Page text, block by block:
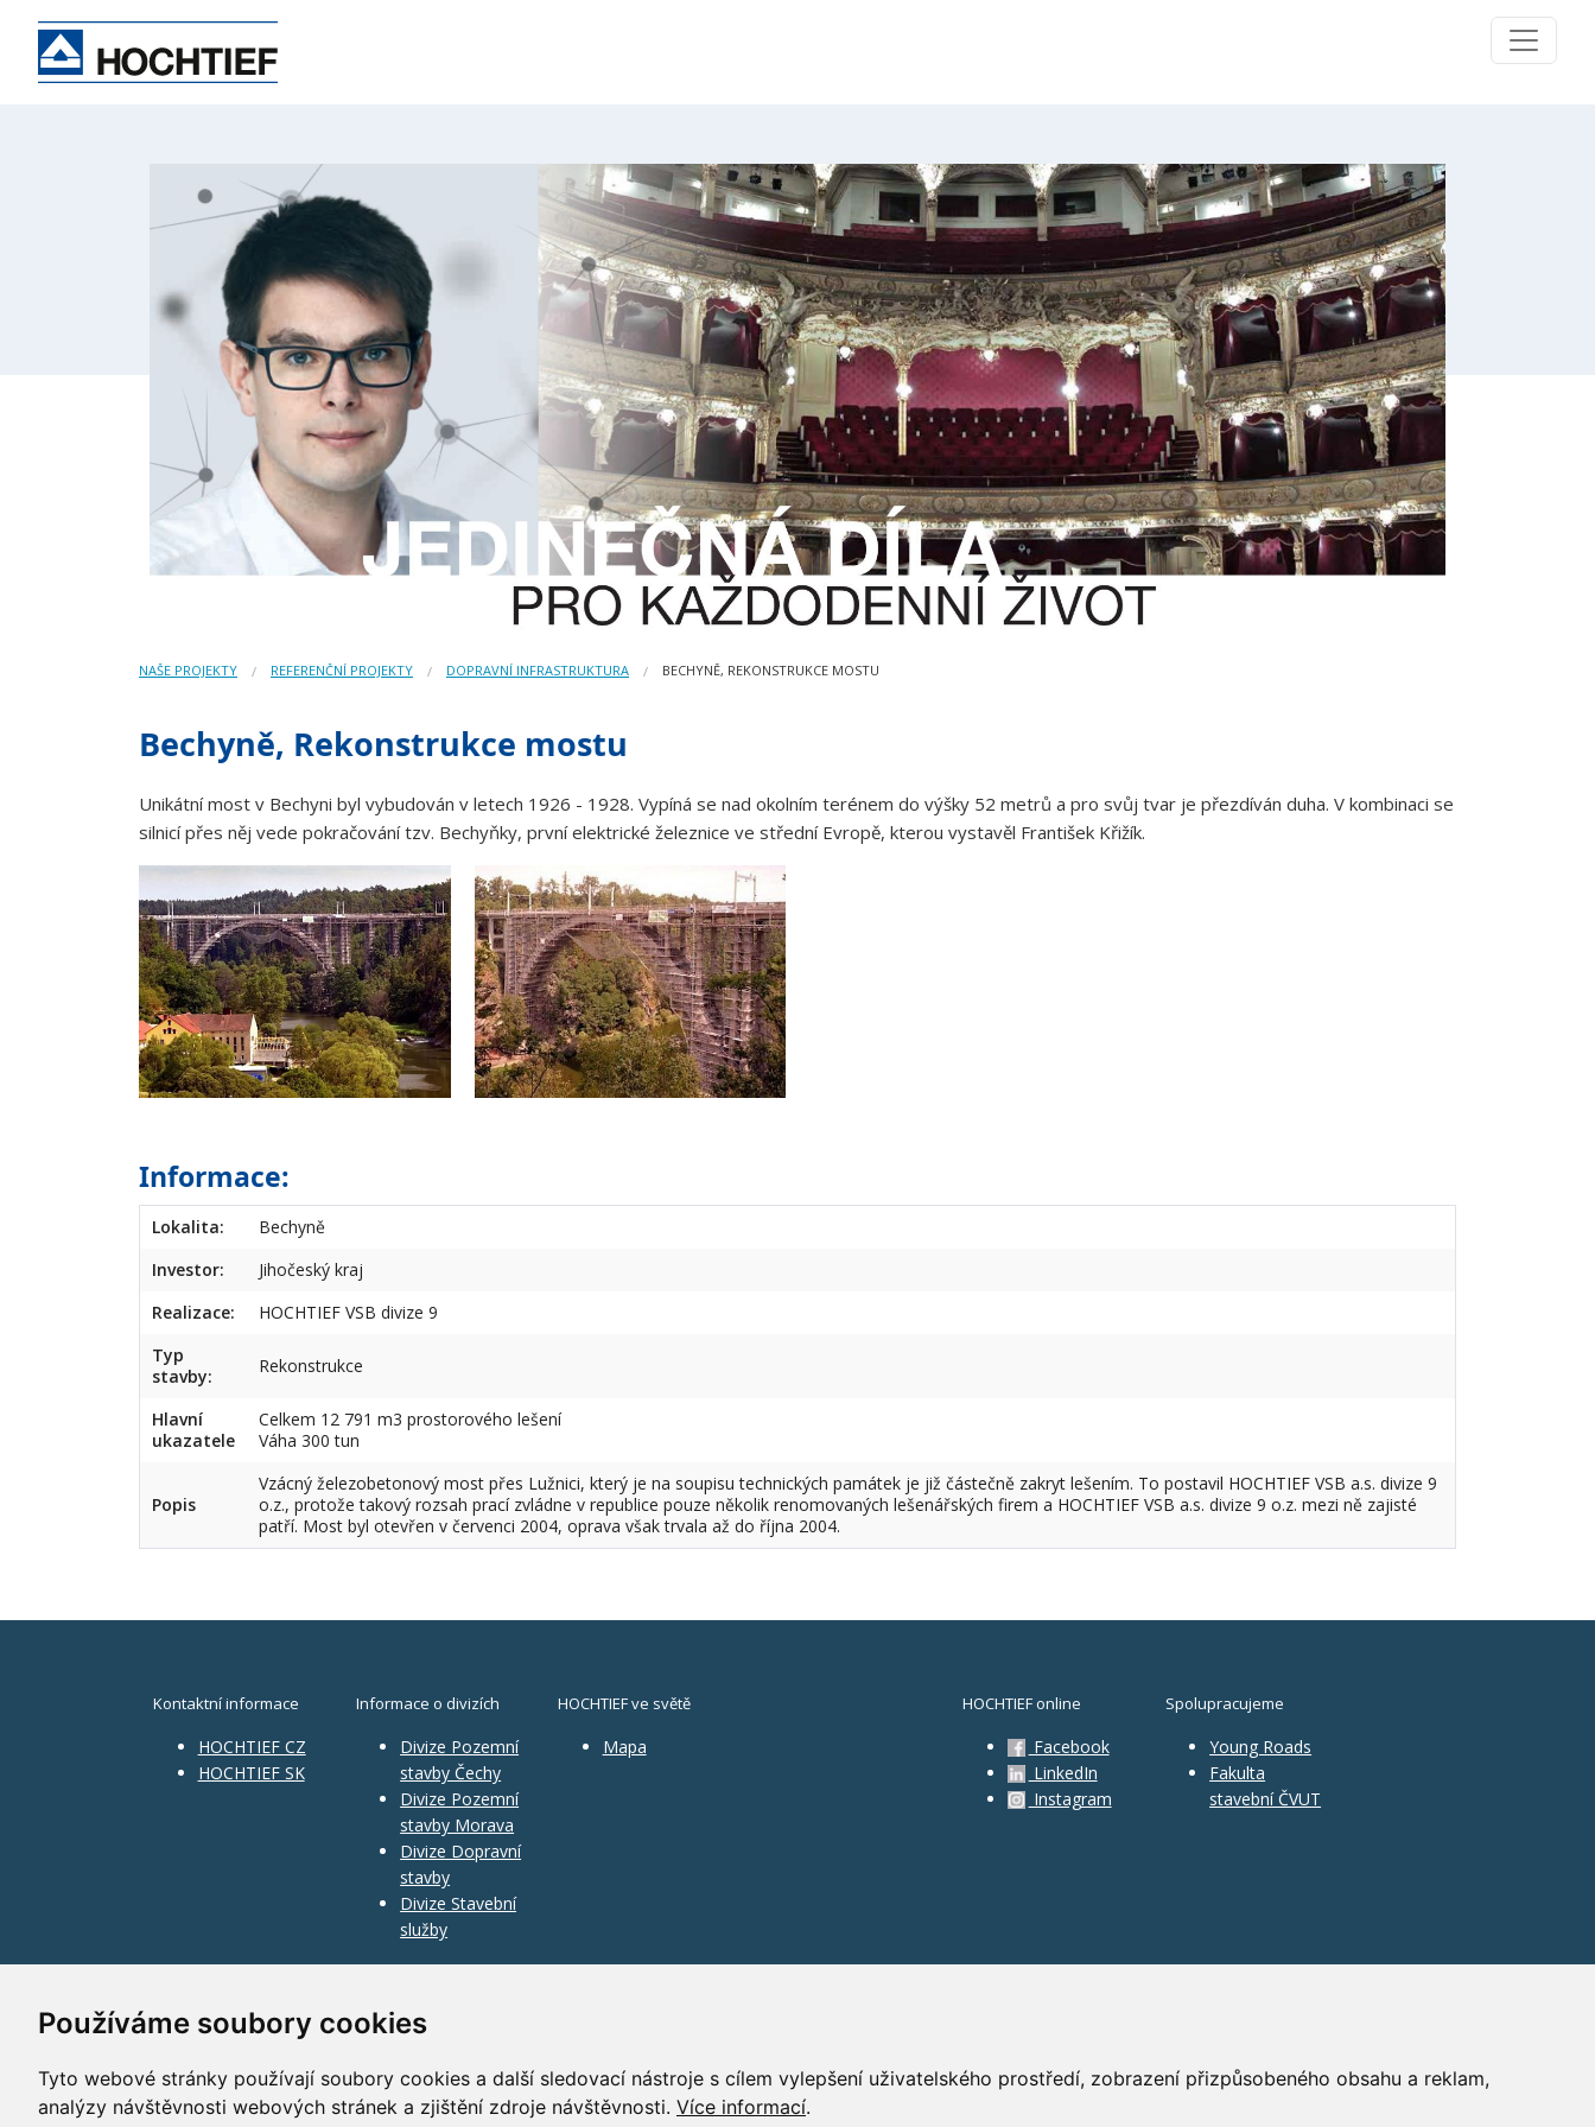
Používáme soubory cookies
Tyto webové stránky používají soubory cookies a další sledovací nástroje s cílem vylepšení uživatelského prostředí, zobrazení přizpůsobeného obsahu a reklam,
analýzy návštěvnosti webových stránek a zjištění zdroje návštěvnosti. Více informací.
NAŠE PROJEKTY REFERENČNÍ PROJEKTY DOPRAVNÍ INFRASTRUKTURA BECHYNĚ, REKONSTRUKCE MOSTU
Bechyně, Rekonstrukce mostu
Unikátní most v Bechyni byl vybudován v letech 1926 - 1928. Vypíná se nad okolním terénem do výšky 52 metrů a pro svůj tvar je přezdíván duha. V kombinaci se
silnicí přes něj vede pokračování tzv. Bechyňky, první elektrické železnice ve střední Evropě, kterou vystavěl František Křižík.
Informace:
Lokalita:
Bechyně
Investor:
Jihočeský kraj
Realizace:
HOCHTIEF VSB divize 9
Typ
stavby:
Rekonstrukce
Hlavní
ukazatele
Celkem 12 791 m3 prostorového lešení
Váha 300 tun
Popis
Vzácný železobetonový most přes Lužnici, který je na soupisu technických památek je již částečně zakryt lešením. To postavil HOCHTIEF VSB a.s. divize 9
o.z., protože takový rozsah prací zvládne v republice pouze několik renomovaných lešenářských firem a HOCHTIEF VSB a.s. divize 9 o.z. mezi ně zajisté
patří. Most byl otevřen v červenci 2004, oprava však trvala až do října 2004.
Kontaktní informace
HOCHTIEF CZ
HOCHTIEF SK
Informace o divizích
Divize Pozemní
stavby Čechy
Divize Pozemní
stavby Morava
Divize Dopravní
stavby
Divize Stavební
služby
HOCHTIEF ve světě
Mapa
HOCHTIEF online
Facebook
LinkedIn
Instagram
Spolupracujeme
Young Roads
Fakulta
stavební ČVUT